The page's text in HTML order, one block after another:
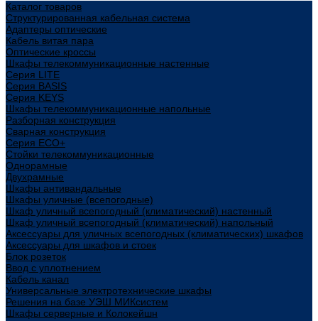
Каталог товаров
Структурированная кабельная система
Адаптеры оптические
Кабель витая пара
Оптические кроссы
Шкафы телекоммуникационные настенные
Cерия LITE
Cерия BASIS
Cерия KEYS
Шкафы телекоммуникационные напольные
Разборная конструкция
Сварная конструкция
Серия ECO+
Стойки телекоммуникационные
Однорамные
Двухрамные
Шкафы антивандальные
Шкафы уличные (всепогодные)
Шкаф уличный всепогодный (климатический) настенный
Шкаф уличный всепогодный (климатический) напольный
Аксессуары для уличных всепогодных (климатических) шкафов
Аксессуары для шкафов и стоек
Блок розеток
Ввод с уплотнением
Кабель канал
Универсальные электротехнические шкафы
Решения на базе УЭШ МИКсистем
Шкафы серверные и Колокейшн